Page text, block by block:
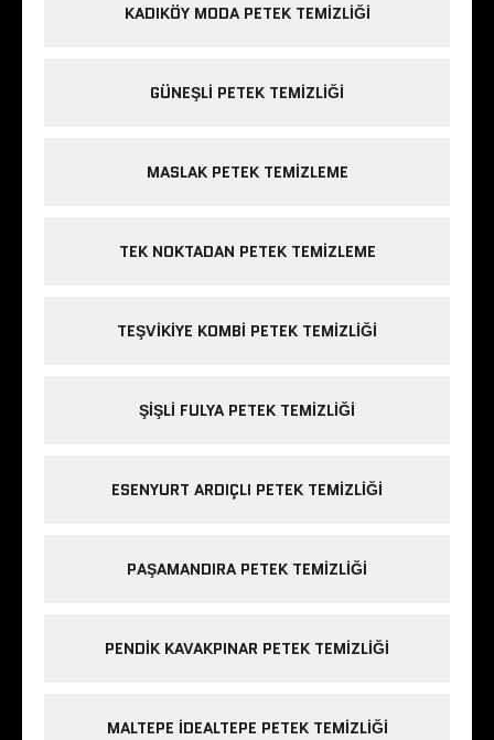
KADIKÖY MODA PETEK TEMIZLIĞI
GÜNEŞLI PETEK TEMIZLIĞI
MASLAK PETEK TEMIZLEME
TEK NOKTADAN PETEK TEMIZLEME
TEŞVIKIYE KOMBI PETEK TEMIZLIĞI
ŞIŞLI FULYA PETEK TEMIZLIĞI
ESENYURT ARDIÇLI PETEK TEMIZLIĞI
PAŞAMANDIRA PETEK TEMIZLIĞI
PENDIK KAVAKPINAR PETEK TEMIZLIĞI
MALTEPE IDEALTEPE PETEK TEMIZLIĞI